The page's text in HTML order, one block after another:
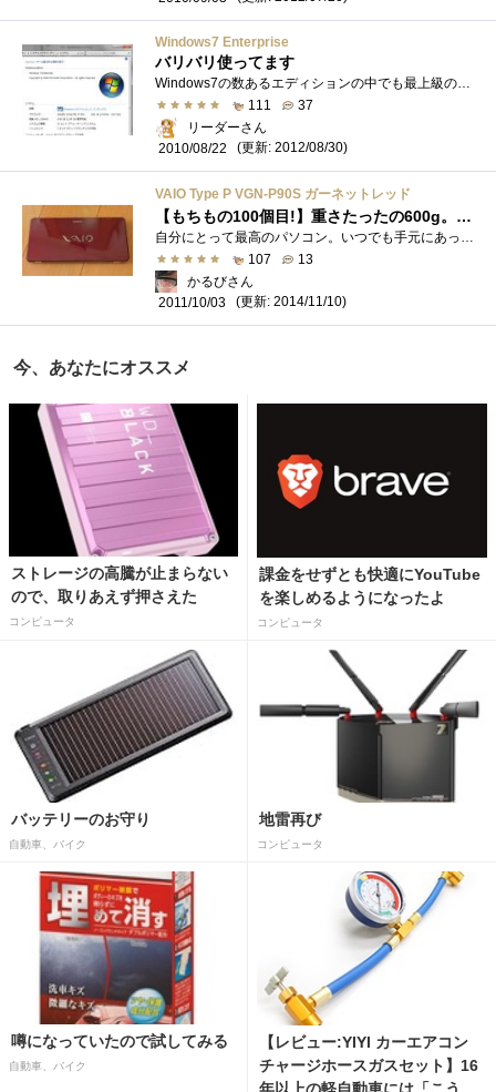
Windows7 Enterprise
バリバリ使ってます
Windows7の数あるエディションの中でも最上級のエディション。市販ではUltimateまでだが、ソフトウェアアシュアランスの契約によりEnterpriseEditionが�...
111
37
リーダーさん
2010/08/22
(更新: 2012/08/30)
VAIO Type P VGN-P90S ガーネットレッド
【もちもの100個目!】重さたったの600g。これぞ真のモバイルPC！
自分にとって最高のパソコン。いつでも手元にあって、もはや相棒とも言うべきパソコン。人生で一番衝撃的で、愛してやまないパソコン。それ�...
107
13
かるびさん
2011/10/03
(更新: 2014/11/10)
今、あなたにオススメ
ストレージの高騰が止まらない
ので、取りあえず押さえた
コンピュータ
課金をせずとも快適にYouTube
を楽しめるようになったよ
コンピュータ
バッテリーのお守り
自動車、バイク
地雷再び
コンピュータ
噂になっていたので試してみる
自動車、バイク
【レビュー:YIYI カーエアコン
チャージホースガスセット】16